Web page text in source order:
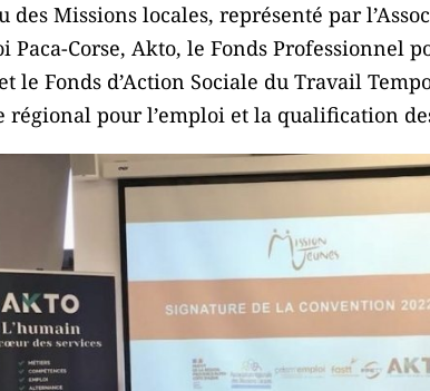
des Missions locales, représenté par
Paca-Corse, Akto, le Fonds Professionnel
le Fonds d’Action Sociale du Travail
régional pour l’emploi et la qualification